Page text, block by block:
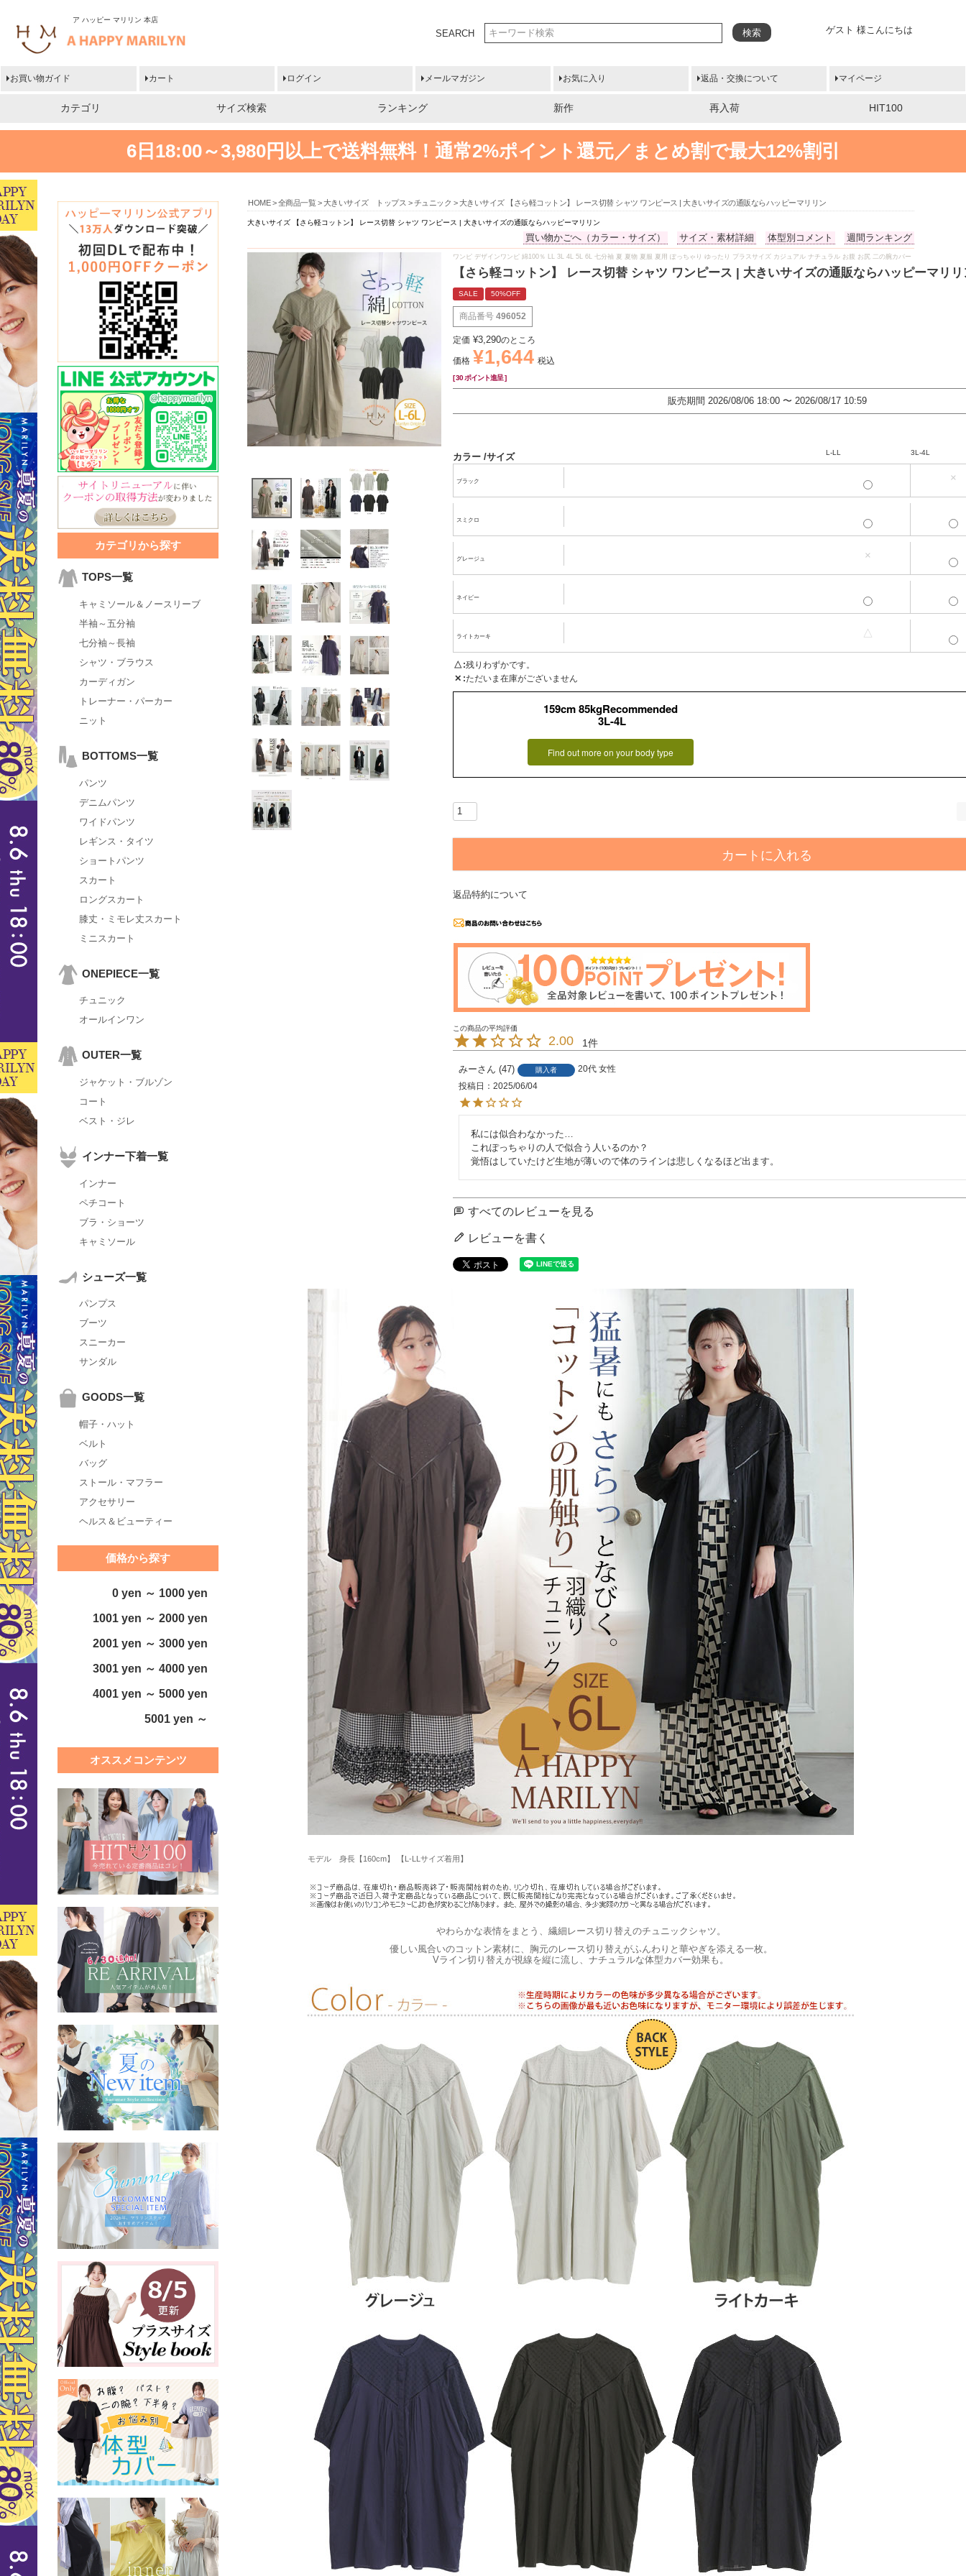
ア ハッピー マリリン 本店
ゲスト 様こんにちは
SEARCH 検索
お買い物ガイド カート ログイン メールマガジン お気に入り 返品・交換について マイページ
カテゴリ サイズ検索 ランキング 新作 再入荷 HIT100
6日18:00～3,980円以上で送料無料！ 通常2%ポイント還元／まとめ割で最大12%割引
カテゴリから探す
TOPS一覧
キャミソール＆ノースリーブ
半袖～五分袖
七分袖～長袖
シャツ・ブラウス
カーディガン
トレーナー・パーカー
ニット
BOTTOMS一覧
パンツ
デニムパンツ
ワイドパンツ
レギンス・タイツ
ショートパンツ
スカート
ロングスカート
膝丈・ミモレ丈スカート
ミニスカート
ONEPIECE一覧
チュニック
オールインワン
OUTER一覧
ジャケット・ブルゾン
コート
ベスト・ジレ
インナー下着一覧
インナー
ペチコート
ブラ・ショーツ
キャミソール
シューズ一覧
パンプス
ブーツ
スニーカー
サンダル
GOODS一覧
帽子・ハット
ベルト
バッグ
ストール・マフラー
アクセサリー
ヘルス＆ビューティー
価格から探す
0 yen ～ 1000 yen
1001 yen ～ 2000 yen
2001 yen ～ 3000 yen
3001 yen ～ 4000 yen
4001 yen ～ 5000 yen
5001 yen ～
オススメコンテンツ
HOME 全商品一覧 大きいサイズ トップス チュニック 大きいサイズ 【さら軽コットン】 レース切替 シャツ ワンピース | 大きいサイズの通販ならハッピーマリリン
大きいサイズ 【さら軽コットン】 レース切替 シャツ ワンピース | 大きいサイズの通販ならハッピーマリリン
買い物かごへ（カラー・サイズ） サイズ・素材詳細 体型別コメント 週間ランキング
ワンピ デザインワンピ 綿100％ LL 3L 4L 5L 6L 七分袖 夏 夏物 夏服 夏用 ぽっちゃり ゆったり プラスサイズ カジュアル ナチュラル お腹 お尻 二の腕カバー
【さら軽コットン】 レース切替 シャツ ワンピース | 大きいサイズの通販ならハッピーマリリ
SALE 50%OFF
商品番号 496052
定価 ¥3,290のところ
価格 ¥1,644 税込
[30 ポイント進呈 ]
販売期間 2026/08/06 18:00 〜 2026/08/17 10:59
カラー サイズ
ブラック
L-LL 3L-4L
×
スミクロ
グレージュ ×
ネイビー
ライトカーキ △
△ 残りわずかです。
✕ ただいま在庫がございません
159cm 85kgRecommended
3L-4L
Find out more on your body type
カートに入れる
返品特約について
2.00 1
みー 47 購入者 20代 女性
投稿日
2025/06/04
私には似合わなかった…
これぽっちゃりの人で似合う人いるのか？
すべてのレビューを見る
レビューを書く
モデル 身長【160cm】 【L-LLサイズ着用】
やわらかな表情をまとう、繊細レース切り替えのチュニックシャツ。
優しい風合いのコットン素材に、胸元のレース切り替えがふんわりと華やぎを添える一枚。
Vライン切り替えが視線を縦に流し、ナチュラルな体型カバー効果も。